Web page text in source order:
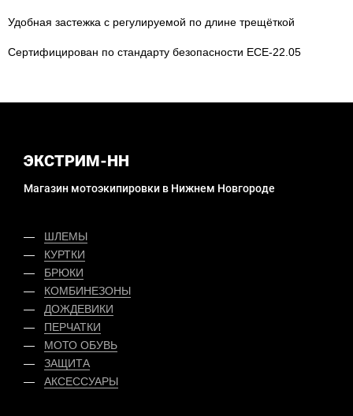
Удобная застежка с регулируемой по длине трещёткой
Сертифицирован по стандарту безопасности ECE-22.05
ЭКСТРИМ-НН
Магазин мотоэкипировки в Нижнем Новгороде
ШЛЕМЫ
КУРТКИ
БРЮКИ
КОМБИНЕЗОНЫ
ДОЖДЕВИКИ
ПЕРЧАТКИ
МОТО ОБУВЬ
ЗАЩИТА
АКСЕССУАРЫ